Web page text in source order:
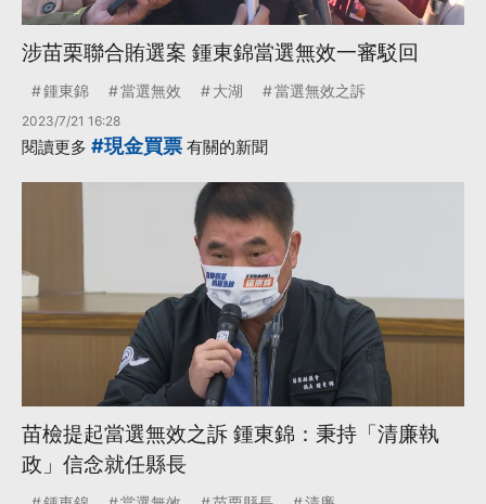
涉苗栗聯合賄選案 鍾東錦當選無效一審駁回
鍾東錦 當選無效 大湖 當選無效之訴
2023/7/21 16:28
閱讀更多 #現金買票 有關的新聞
苗檢提起當選無效之訴 鍾東錦：秉持「清廉執
政」信念就任縣長